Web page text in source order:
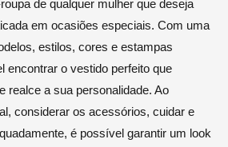
de qualquer mulher que deseja
em ocasiões especiais. Com uma
estilos, cores e estampas
encontrar o vestido perfeito que
realce a sua personalidade. Ao
considerar os acessórios, cuidar e
é possível garantir um look